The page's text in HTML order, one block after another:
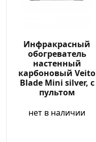
Инфракрасный
обогреватель
настенный
карбоновый Veito
Blade Mini silver, с
пультом
нет в наличии